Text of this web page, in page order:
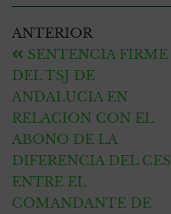
ANTERIOR
SENTENCIA FIRME
DEL TSJ DE
ANDALUCIA EN
RELACION CON EL
ABONO DE LA
DIFERENCIA DEL CES
ENTRE EL
COMANDANTE DE